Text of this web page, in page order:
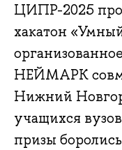
ЦИПР-2025
хакатон
НЕЙМАРК
Нижний
учащихся
призы